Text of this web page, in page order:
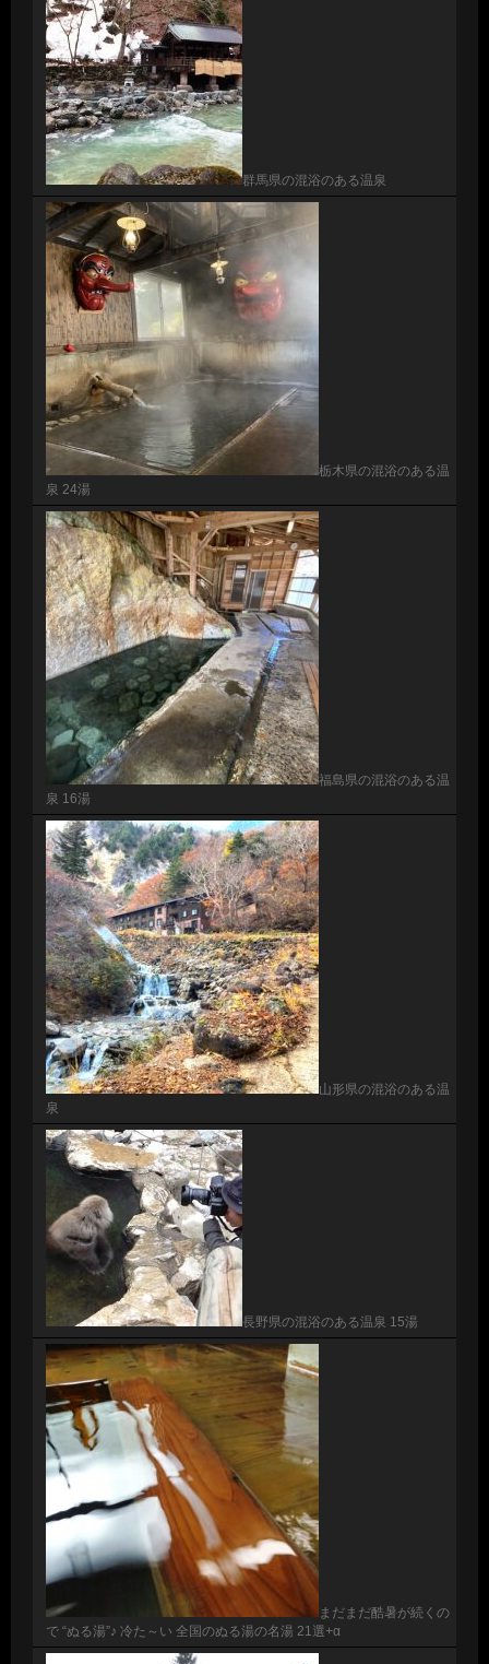
群馬県の混浴のある温泉
栃木県の混浴のある温
泉 24湯
福島県の混浴のある温
泉 16湯
山形県の混浴のある温
泉
長野県の混浴のある温泉 15湯
まだまだ酷暑が続くの
で “ぬる湯”♪ 冷た～い 全国のぬる湯の名湯 21選+α